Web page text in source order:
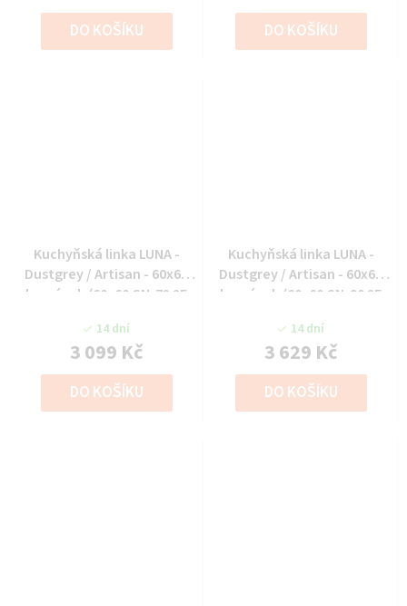
DO KOŠÍKU DO KOŠÍKU
Kuchyňská linka LUNA -
Dustgrey / Artisan - 60x60
horní roh (60x60 GN-72 2F
14 dní
3 099 Kč
DO KOŠÍKU
Kuchyňská linka LUNA -
Dustgrey / Artisan - 60x60
horní roh (60x60 GN-90 2F
14 dní
3 629 Kč
DO KOŠÍKU